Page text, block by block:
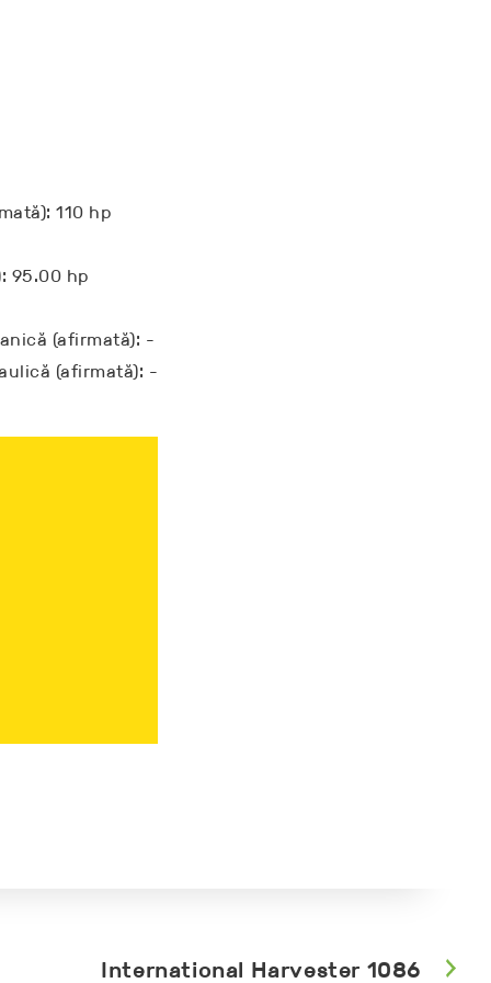
110 hp
95.00 hp
(afirmată): -
(afirmată): -
International Harvester 1086